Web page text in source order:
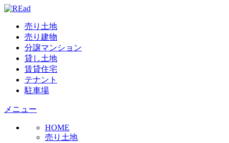
売り土地
売り建物
分譲マンション
貸し土地
賃貸住宅
テナント
駐車場
メニュー
HOME
売り土地